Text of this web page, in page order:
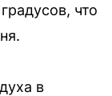
что
в